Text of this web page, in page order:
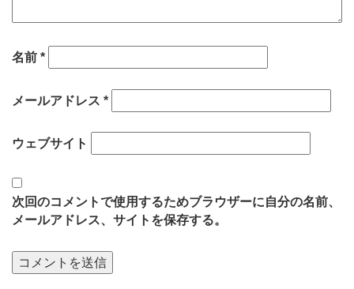
名前 *
メールアドレス *
ウェブサイト
次回のコメントで使用するためブラウザーに自分の名前、
メールアドレス、サイトを保存する。